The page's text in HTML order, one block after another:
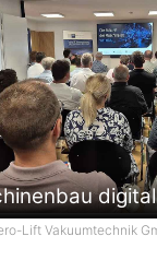
Lift Vakuumtechnik